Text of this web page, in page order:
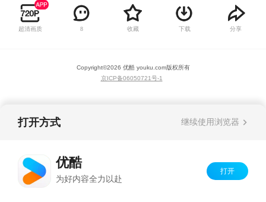
开苍天！
超清画质 8 收藏 下载 分享
Copyright©2026 优酷 youku.com版权所有
京ICP备06050721号-1
打开方式 继续使用浏览器
优酷
为好内容全力以赴
打开